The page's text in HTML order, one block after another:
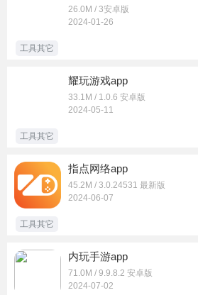
26.0M / 3安卓版
2024-01-26
工具其它
耀玩游戏app
33.1M / 1.0.6 安卓版
2024-05-11
工具其它
指点网络app
45.2M / 3.0.24531 最新版
2024-06-07
工具其它
内玩手游app
71.0M / 9.9.8.2 安卓版
2024-07-02